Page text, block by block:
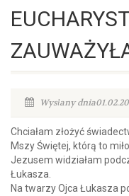
Wysłany
Chciałam złożyć
Mszy Świętej, którą to
Jezusem widziałam
Łukasza.
Na twarzy Ojca Łukasza